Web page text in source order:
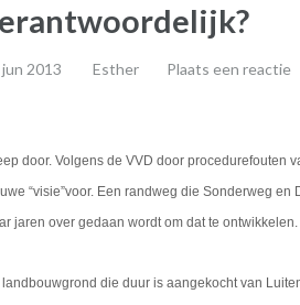
jun 2013 Esther Plaats een reactie
door. Volgens de VVD door procedurefouten
“visie”voor. Een randweg die Sonderweg
jaren over gedaan wordt om dat te ontwikkelen.
landbouwgrond die duur is aangekocht van